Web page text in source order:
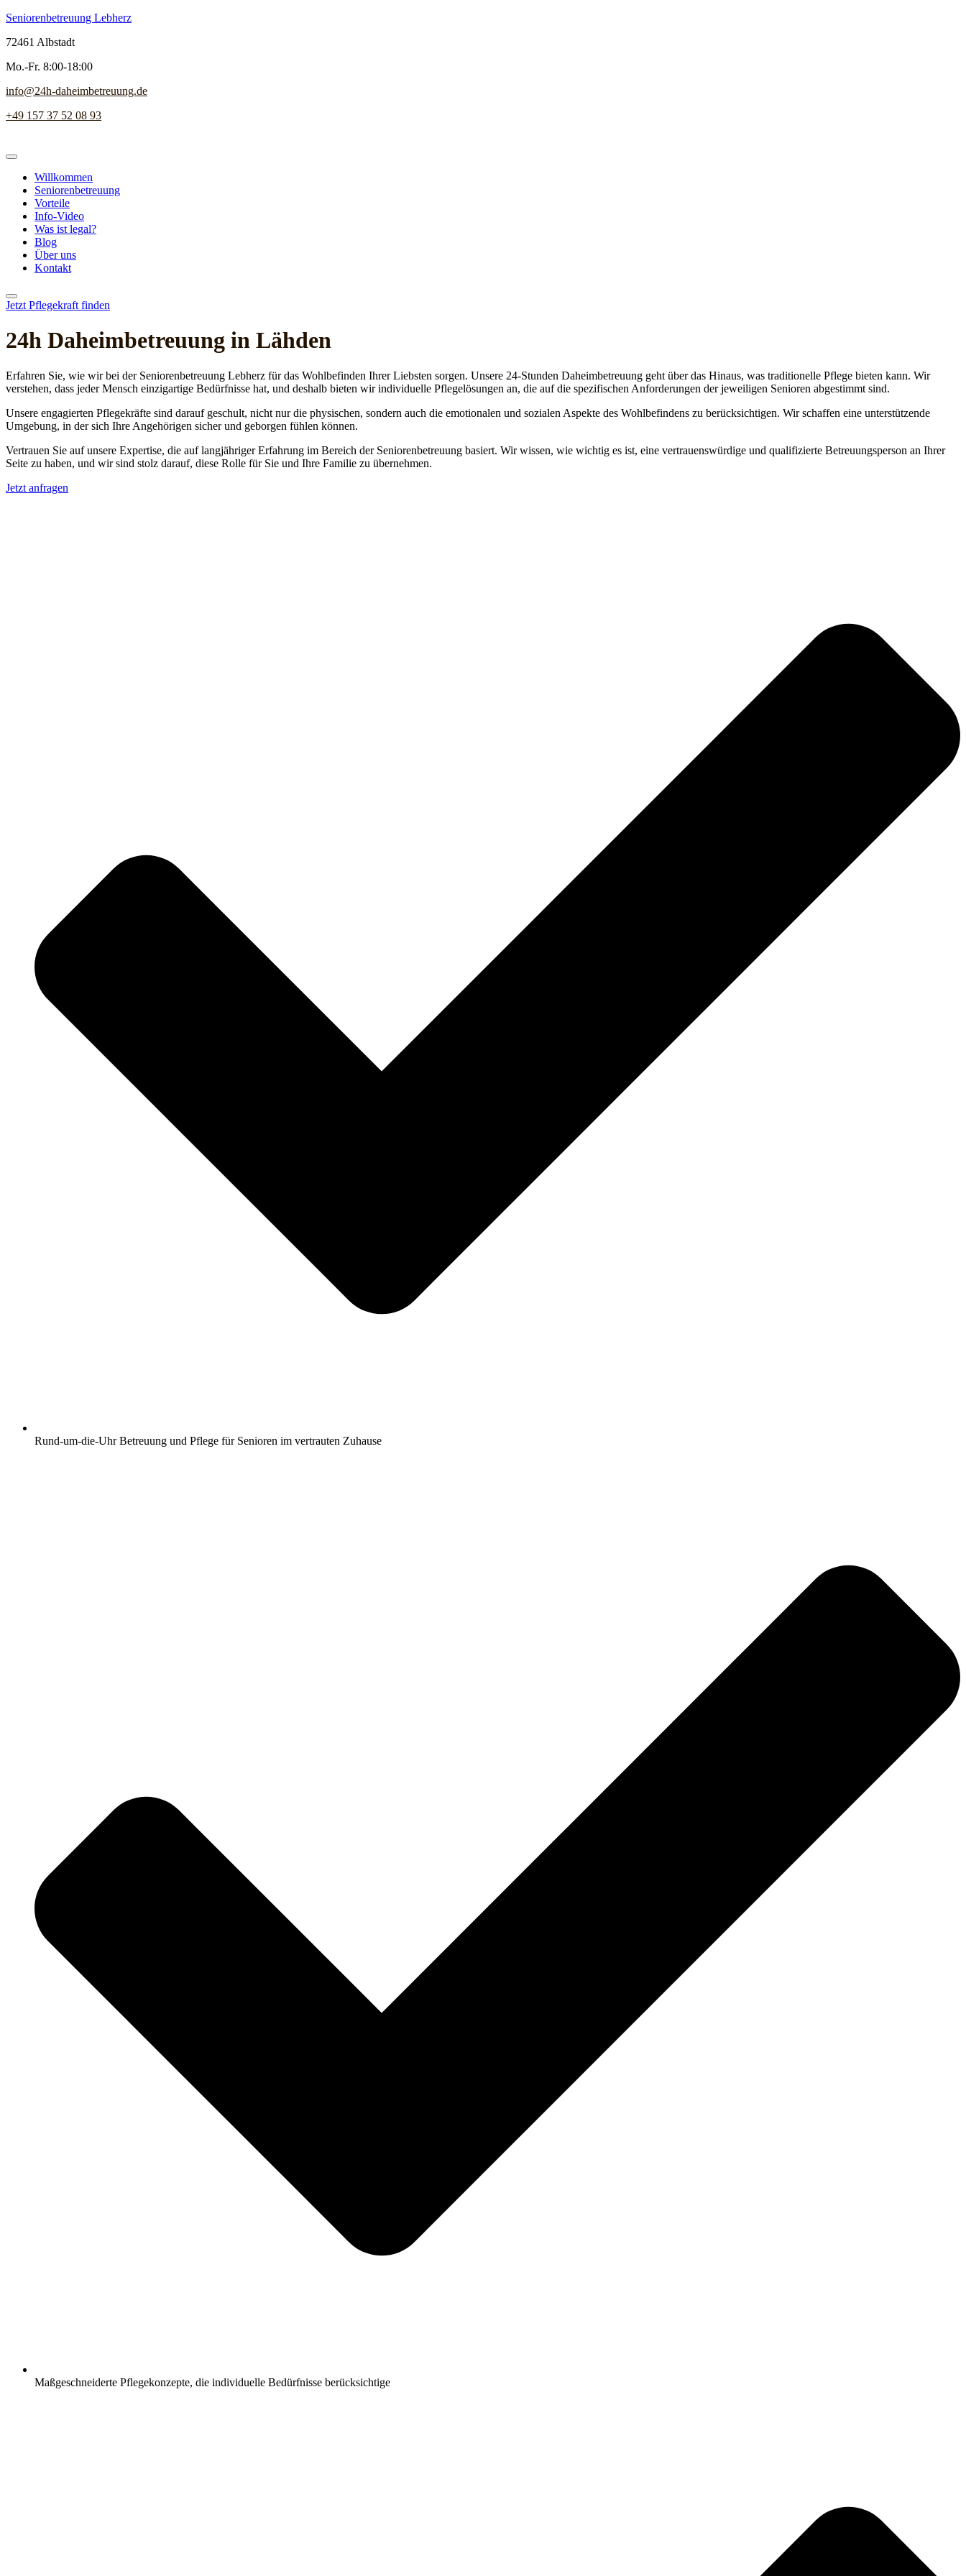
Seniorenbetreuung Lebherz
72461 Albstadt
Mo.-Fr. 8:00-18:00
info@24h-daheimbetreuung.de
+49 157 37 52 08 93
Willkommen
Seniorenbetreuung
Vorteile
Info-Video
Was ist legal?
Blog
Über uns
Kontakt
Jetzt Pflegekraft finden
24h Daheim­betreuung in Lähden
Erfahren Sie, wie wir bei der Seniorenbetreuung Lebherz für das Wohlbefinden Ihrer Liebsten sorgen. Unsere 24-Stunden Daheimbetreuung geht über das Hinaus, was traditionelle Pflege bieten kann. Wir
verstehen, dass jeder Mensch einzigartige Bedürfnisse hat, und deshalb bieten wir individuelle Pflegelösungen an, die auf die spezifischen Anforderungen der jeweiligen Senioren abgestimmt sind.
Unsere engagierten Pflegekräfte sind darauf geschult, nicht nur die physischen, sondern auch die emotionalen und sozialen Aspekte des Wohlbefindens zu berücksichtigen. Wir schaffen eine unterstützende
Umgebung, in der sich Ihre Angehörigen sicher und geborgen fühlen können.
Vertrauen Sie auf unsere Expertise, die auf langjähriger Erfahrung im Bereich der Seniorenbetreuung basiert. Wir wissen, wie wichtig es ist, eine vertrauenswürdige und qualifizierte Betreuungsperson an Ihrer
Seite zu haben, und wir sind stolz darauf, diese Rolle für Sie und Ihre Familie zu übernehmen.
Jetzt anfragen
Rund-um-die-Uhr Betreuung und Pflege für Senioren im vertrauten Zuhause
Maßgeschneiderte Pflegekonzepte, die individuelle Bedürfnisse berücksichtige